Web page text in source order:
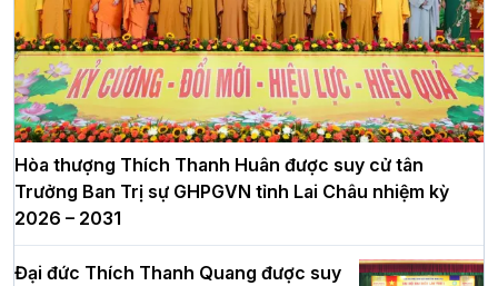
Hòa thượng Thích Thanh Huân được suy cử tân
Trưởng Ban Trị sự GHPGVN tỉnh Lai Châu nhiệm kỳ
2026 – 2031
Đại đức Thích Thanh Quang được suy